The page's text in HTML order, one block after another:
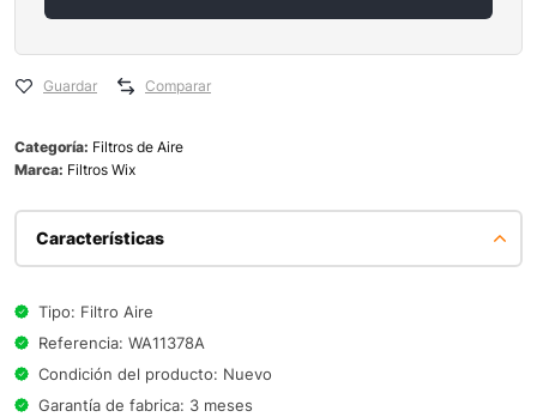
Guardar Comparar
Categoría: Filtros de Aire
Marca: Filtros Wix
Características
Tipo: Filtro Aire
Referencia: WA11378A
Condición del producto: Nuevo
Garantía de fabrica: 3 meses